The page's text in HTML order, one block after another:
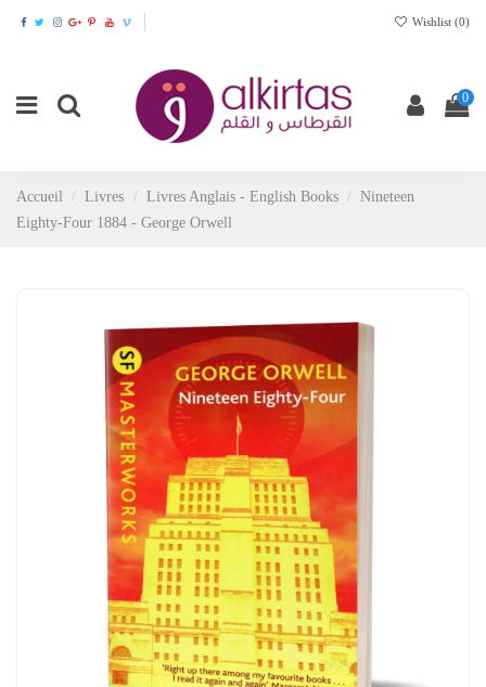
Wishlist (0)
0
Accueil Livres Livres Anglais - English Books
Nineteen
Eighty-Four 1884 - George Orwell